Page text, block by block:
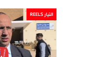
التيار REELS